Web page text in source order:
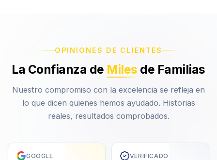
OPINIONES DE CLIENTES
La Confianza de Miles de Familias
Nuestro compromiso con la excelencia se refleja en
lo que dicen quienes hemos ayudado. Historias
reales, resultados comprobados.
GOOGLE VERIFICADO